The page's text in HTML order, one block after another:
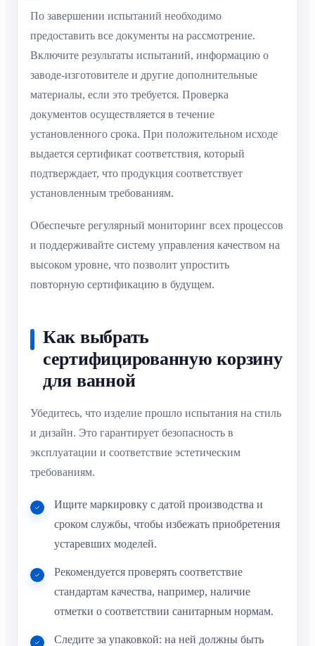
По завершении испытаний необходимо
предоставить все документы на рассмотрение.
Включите результаты испытаний, информацию о
заводе-изготовителе и другие дополнительные
материалы, если это требуется. Проверка
документов осуществляется в течение
установленного срока. При положительном исходе
выдается сертификат соответствия, который
подтверждает, что продукция соответствует
установленным требованиям.
Обеспечьте регулярный мониторинг всех процессов
и поддерживайте систему управления качеством на
высоком уровне, что позволит упростить
повторную сертификацию в будущем.
Как выбрать
сертифицированную корзину
для ванной
Убедитесь, что изделие прошло испытания на стиль
и дизайн. Это гарантирует безопасность в
эксплуатации и соответствие эстетическим
требованиям.
Ищите маркировку с датой производства и
сроком службы, чтобы избежать приобретения
устаревших моделей.
Рекомендуется проверять соответствие
стандартам качества, например, наличие
отметки о соответствии санитарным нормам.
Следите за упаковкой: на ней должны быть